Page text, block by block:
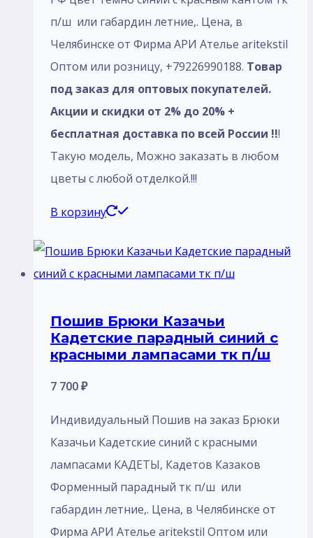
п/ш или габардин летние,. Цена, в
Челябинске от Фирма АРИ Ателье aritekstil
Оптом или розницу, +79226990188. Товар
под заказ для оптовых покупателей.
Акции и скидки от 2% до 20% +
бесплатная доставка по всей России !!!
Такую модель, Mожно заказать в любом
цветы с любой отделкой.!!!
В корзину
Пошив Брюки Казачьи
Кадетские парадный синий с
красными лампасами тк п/ш
7 700₽
Индивидуальный Пошив на заказ Брюки
Казачьи Кадетские синий с красными
лампасами КАДЕТЫ, Кадетов Казаков
Форменный парадный тк п/ш или
габардин летние,. Цена, в Челябинске от
Фирма АРИ Ателье aritekstil Оптом или